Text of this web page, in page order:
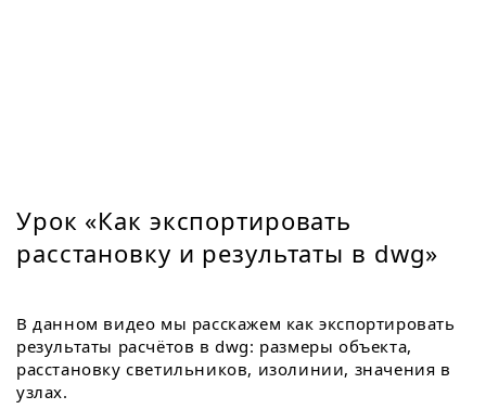
Урок «Как экспортировать
расстановку и результаты в dwg»
В данном видео мы расскажем как экспортировать
результаты расчётов в dwg: размеры объекта,
расстановку светильников, изолинии, значения в
узлах.